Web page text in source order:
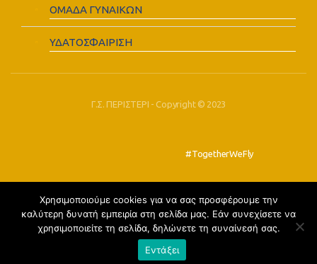
ΟΜΑΔΑ ΓΥΝΑΙΚΩΝ
ΥΔΑΤΟΣΦΑΙΡΙΣΗ
Γ.Σ. ΠΕΡΙΣΤΕΡΙ - Copyright © 2023
#TogetherWeFly
FOLLOW US:
Χρησιμοποιούμε cookies για να σας προσφέρουμε την
καλύτερη δυνατή εμπειρία στη σελίδα μας. Εάν συνεχίσετε να
χρησιμοποιείτε τη σελίδα, δηλώνετε τη συναίνεσή σας.
Εντάξει